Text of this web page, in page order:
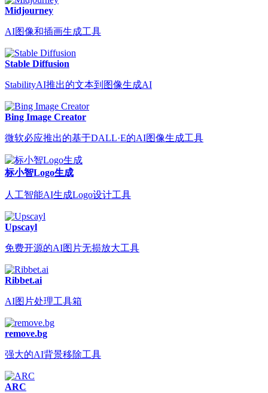
Midjourney
AI图像和插画生成工具
Stable Diffusion
StabilityAI推出的文本到图像生成AI
Bing Image Creator
微软必应推出的基于DALL·E的AI图像生成工具
标小智Logo生成
人工智能AI生成Logo设计工具
Upscayl
免费开源的AI图片无损放大工具
Ribbet.ai
AI图片处理工具箱
remove.bg
强大的AI背景移除工具
ARC